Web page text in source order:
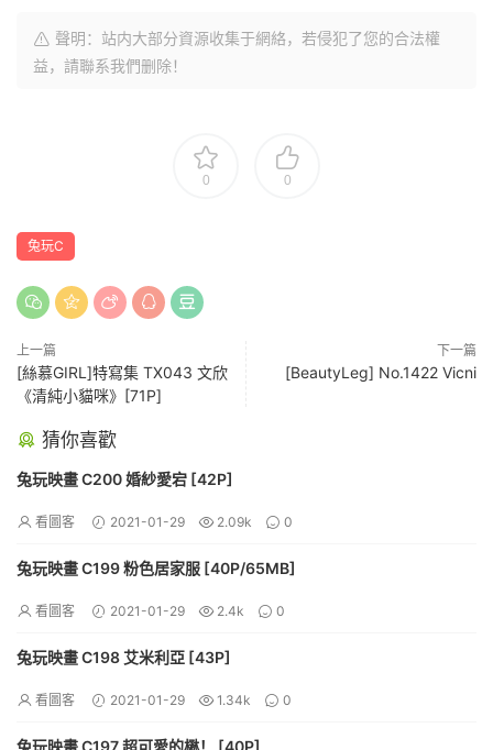
聲明：站内大部分資源收集于網絡，若侵犯了您的合法權
益，請聯系我們删除！
0 0
兔玩C
上一篇
[絲慕GIRL]特寫集 TX043 文欣
《清純小貓咪》[71P]
下一篇
[BeautyLeg] No.1422 Vicni
猜你喜歡
兔玩映畫 C200 婚紗愛宕 [42P]
看圖客 2021-01-29 2.09k 0
兔玩映畫 C199 粉色居家服 [40P/65MB]
看圖客 2021-01-29 2.4k 0
兔玩映畫 C198 艾米利亞 [43P]
看圖客 2021-01-29 1.34k 0